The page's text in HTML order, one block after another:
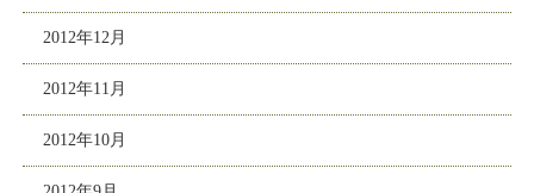
2012年12月
2012年11月
2012年10月